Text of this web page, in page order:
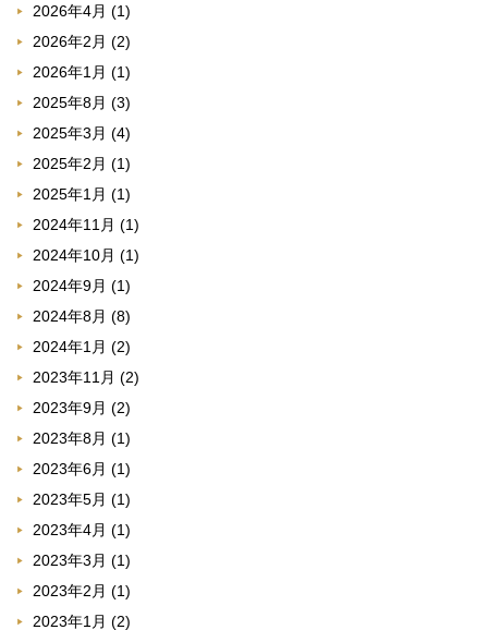
2026年4月 (1)
2026年2月 (2)
2026年1月 (1)
2025年8月 (3)
2025年3月 (4)
2025年2月 (1)
2025年1月 (1)
2024年11月 (1)
2024年10月 (1)
2024年9月 (1)
2024年8月 (8)
2024年1月 (2)
2023年11月 (2)
2023年9月 (2)
2023年8月 (1)
2023年6月 (1)
2023年5月 (1)
2023年4月 (1)
2023年3月 (1)
2023年2月 (1)
2023年1月 (2)